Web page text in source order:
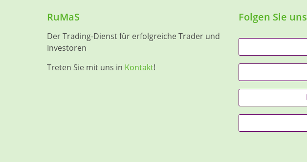
RuMaS
Der Trading-Dienst für erfolgreiche Trader und
Investoren
Treten Sie mit uns in Kontakt!
Folgen Sie uns